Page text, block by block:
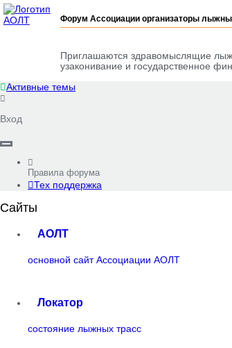
Форум Ассоциации организаторы
Приглашаются здравомыслящие
узаконивание и государственное
Активные темы
Вход
Правила форума
Тех поддержка
Сайты
АОЛТ
основной сайт Ассоциации АОЛТ
Локатор
состояние лыжных трасс